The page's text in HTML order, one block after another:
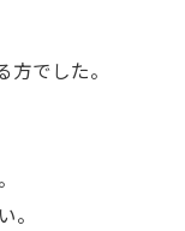
でした。
。